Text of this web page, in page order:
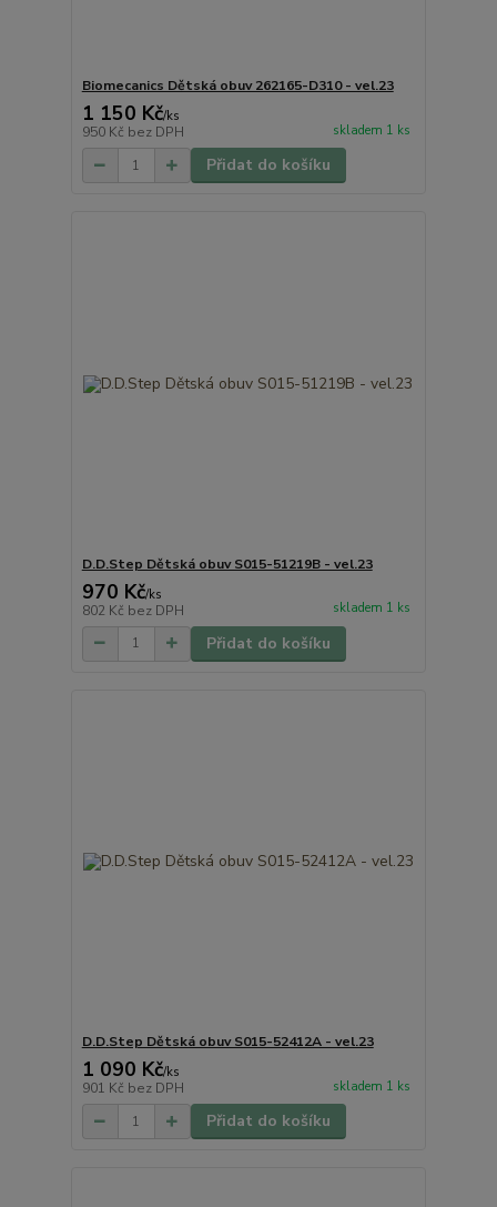
Biomecanics Dětská obuv 262165-D310 - vel.23
1 150 Kč/ks
950 Kč bez DPH skladem 1 ks
Přidat do košíku
D.D.Step Dětská obuv S015-51219B - vel.23
970 Kč/ks
802 Kč bez DPH skladem 1 ks
Přidat do košíku
D.D.Step Dětská obuv S015-52412A - vel.23
1 090 Kč/ks
901 Kč bez DPH skladem 1 ks
Přidat do košíku